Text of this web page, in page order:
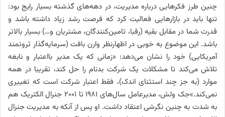
چنین طرز فکرهایی درباره مدیریت، در دهه‌های گذشته بسیار رایج بود:
تنها باید در بازارهایی فعالیت کرد که فرصت رشد زیاد داشته باشد و
قدرت شما در مقابل بقیه (رقبا، تامین‌کنندگان، مشتریان و…) بسیار بالاتر
باشد. این موضوع به خوبی در اظهارنظر وارن بافت (سرمایه‌گذار ثروتمند
آمریکایی) خود را نشان می‌دهد: «زمانی که یک مدیر بااعتبار و نابغه
تلاش می‌کند تا مشکلات یک شرکت بدنام را حل کند، تقریبا در همه
موارد (به جز چند استثنای اندک)، فقط اعتبار شرکت است که تغییری
نمی‌کند.»جک ولش، مدیرعامل سال‌های ۱۹۸۱ تا ۲۰۰۱ جنرال الکتریک هم
به شدت به چنین نگرشی اعتقاد داشت. او پس از آنکه به مدیریت جنرال